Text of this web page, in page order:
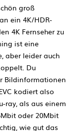
groß
ein 4K/HDR-
4K Fernseher zu
ist eine
aber leider auch
Du
Bildinformationen
kodiert also
ray, als aus einem
oder 20Mbit
wie gut das